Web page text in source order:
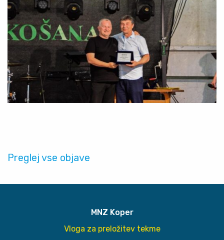
Preglej vse objave
MNZ Koper
Vloga za preložitev tekme